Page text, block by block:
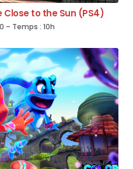
to the Sun (PS4)
– Temps : 10h